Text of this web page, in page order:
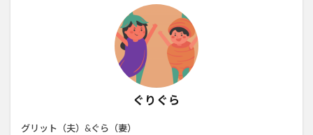
ぐりぐら
グリット（夫）&ぐら（妻）